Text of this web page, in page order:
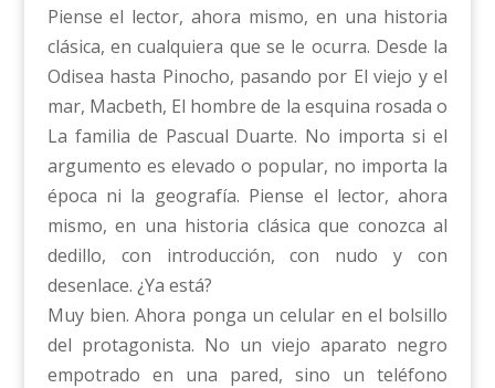
Piense el lector, ahora mismo, en una historia
clásica, en cualquiera que se le ocurra. Desde la
Odisea hasta Pinocho, pasando por El viejo y el
mar, Macbeth, El hombre de la esquina rosada o
La familia de Pascual Duarte. No importa si el
argumento es elevado o popular, no importa la
época ni la geografía. Piense el lector, ahora
mismo, en una historia clásica que conozca al
dedillo, con introducción, con nudo y con
desenlace. ¿Ya está?
Muy bien. Ahora ponga un celular en el bolsillo
del protagonista. No un viejo aparato negro
empotrado en una pared, sino un teléfono